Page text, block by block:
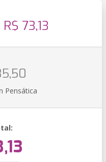
R$ 73,13
Pensática